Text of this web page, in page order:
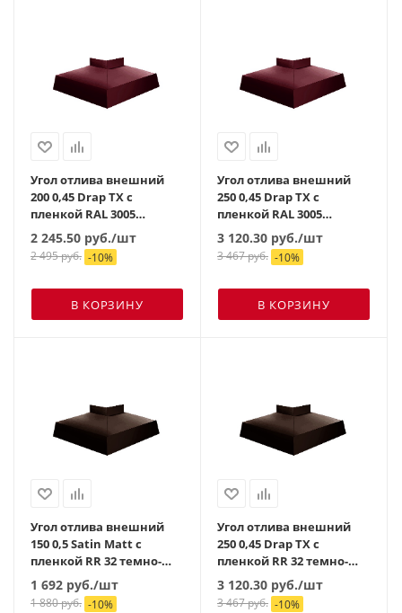
Угол отлива внешний
200 0,45 Drap TX с
пленкой RAL 3005
красное вино
2 245.50 руб./шт
2 495руб. -10%
В КОРЗИНУ
Угол отлива внешний
250 0,45 Drap TX с
пленкой RAL 3005
красное вино
3 120.30 руб./шт
3 467руб. -10%
В КОРЗИНУ
Угол отлива внешний
150 0,5 Satin Matt с
пленкой RR 32 темно-
коричневый
1 692 руб./шт
1 880руб. -10%
Угол отлива внешний
250 0,45 Drap TX с
пленкой RR 32 темно-
коричневый
3 120.30 руб./шт
3 467руб. -10%